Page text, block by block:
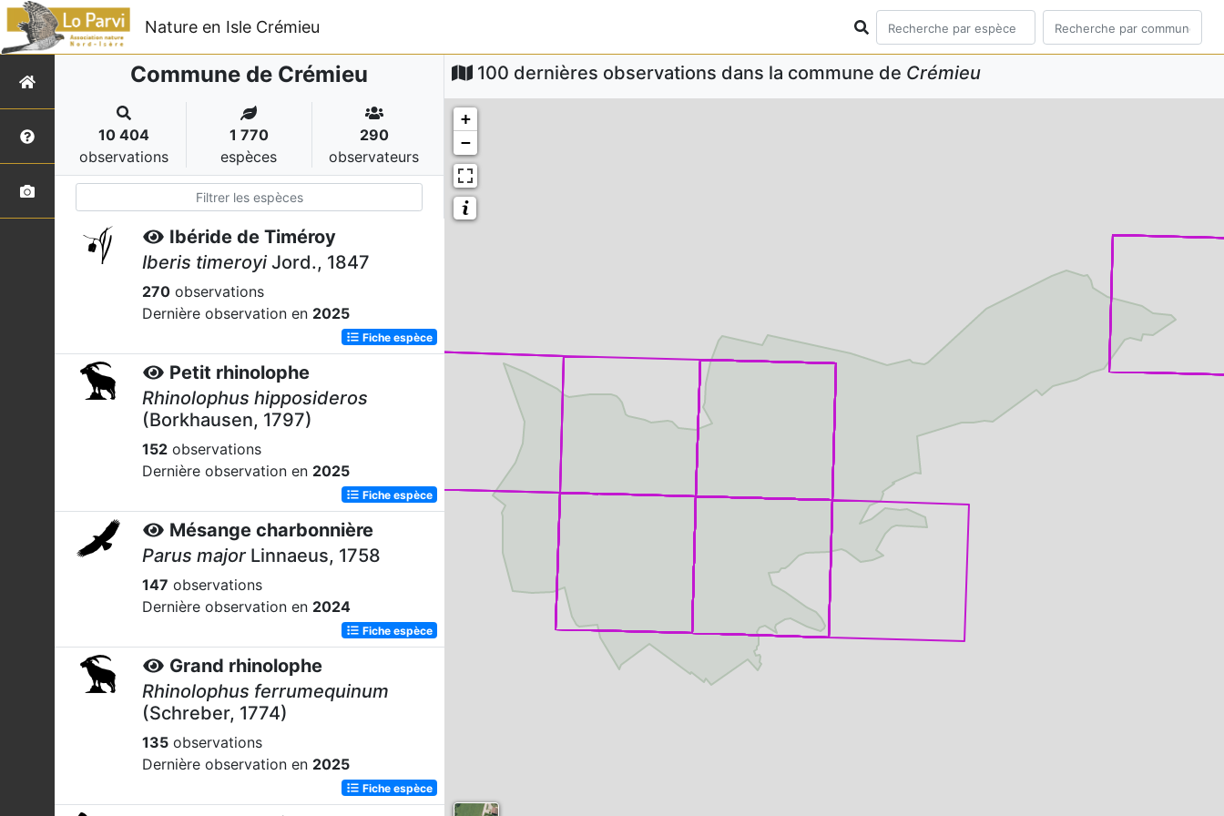
Nature en Isle Crémieu
Commune de Crémieu
10 404
observations
1 770
espèces
290
observateurs
Ibéride de Timéroy
Iberis timeroyi Jord., 1847
270 observations
Dernière observation en 2025
Fiche espèce
Petit rhinolophe
Rhinolophus hipposideros
(Borkhausen, 1797)
152 observations
Dernière observation en 2025
Fiche espèce
Mésange charbonnière
Parus major Linnaeus, 1758
147 observations
Dernière observation en 2024
Fiche espèce
Grand rhinolophe
Rhinolophus ferrumequinum
(Schreber, 1774)
135 observations
Dernière observation en 2025
Fiche espèce
100 dernières observations dans la commune de Crémieu
+
−